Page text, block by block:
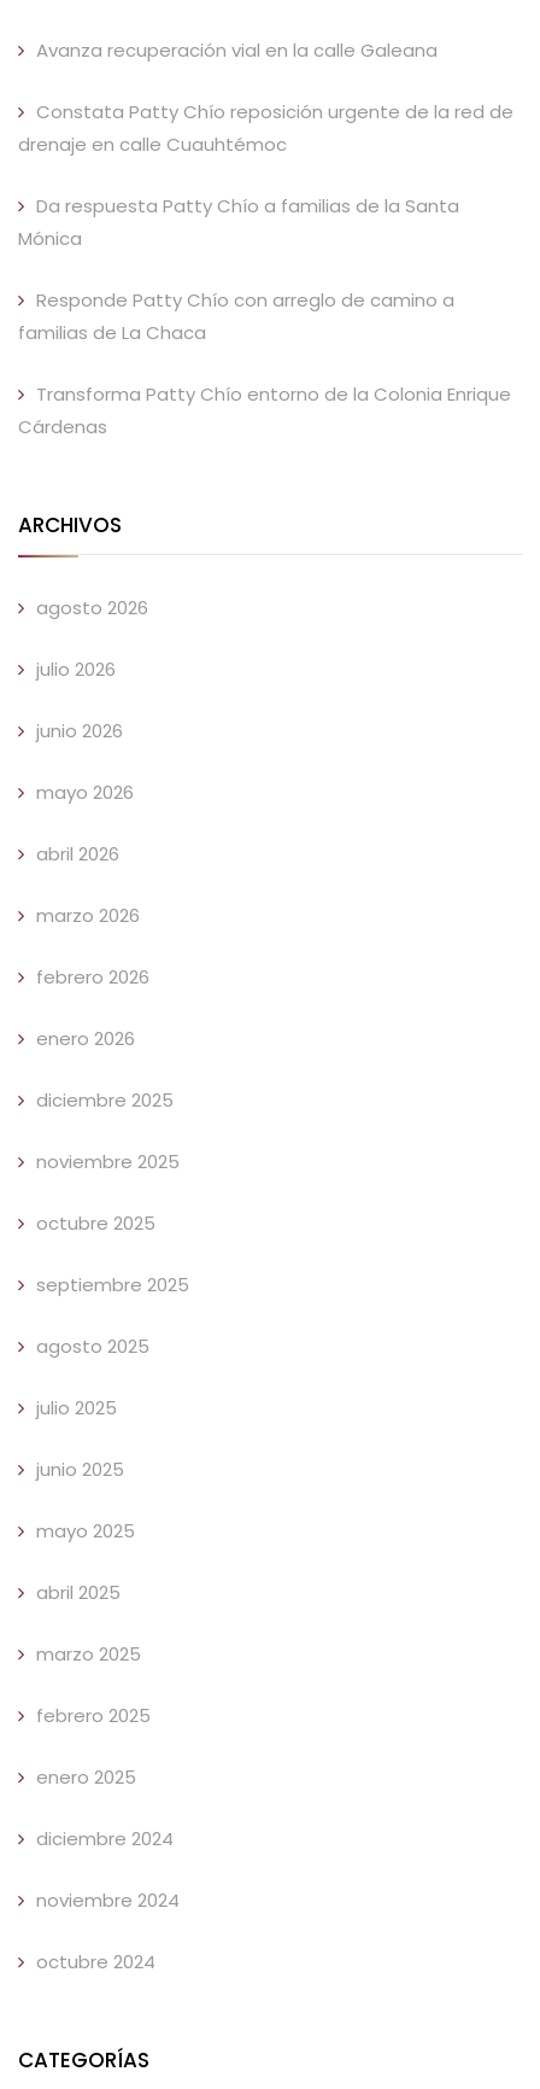
Avanza recuperación vial en la calle Galeana
Constata Patty Chío reposición urgente de la red de
drenaje en calle Cuauhtémoc
Da respuesta Patty Chío a familias de la Santa
Mónica
Responde Patty Chío con arreglo de camino a
familias de La Chaca
Transforma Patty Chío entorno de la Colonia Enrique
Cárdenas
ARCHIVOS
agosto 2026
julio 2026
junio 2026
mayo 2026
abril 2026
marzo 2026
febrero 2026
enero 2026
diciembre 2025
noviembre 2025
octubre 2025
septiembre 2025
agosto 2025
julio 2025
junio 2025
mayo 2025
abril 2025
marzo 2025
febrero 2025
enero 2025
diciembre 2024
noviembre 2024
octubre 2024
CATEGORÍAS